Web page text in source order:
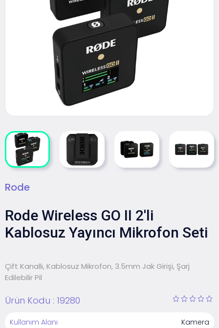
Rode
Rode Wireless GO II 2'li
Kablosuz Yayıncı Mikrofon Seti
Çift Kanallı, Kablosuz Mikrofon, 3.5mm Jak Girişi, Şarj
Edilebilir Pil
Ürün Kodu : 19280
Kullanım Alanı
Kamera